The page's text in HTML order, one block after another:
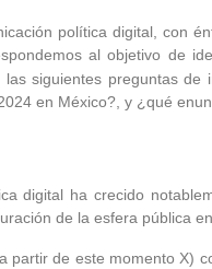
política digital, con
al objetivo de
siguientes preguntas
en México?, y ¿qué
digital ha crecido
de la esfera pública
de este momento X)